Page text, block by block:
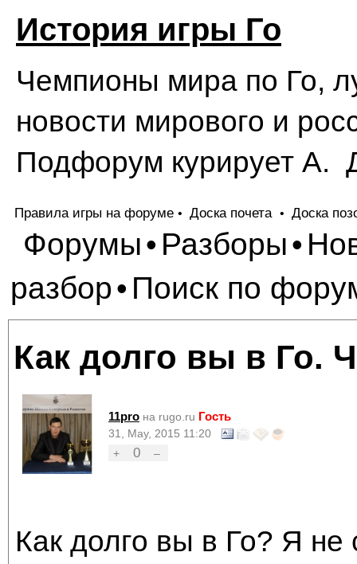
История игры Го
Чемпионы мира по Го,
новости мирового и
Подфорум курирует А.
Правила игры на форуме • Доска почета • Доска
Форумы• Разборы•
разбор• Поиск по
Как долго вы в Го.
11pro на rugo.ru Гость
31, May, 2015 11:20
+
0 –
Как долго вы в Го? Я не